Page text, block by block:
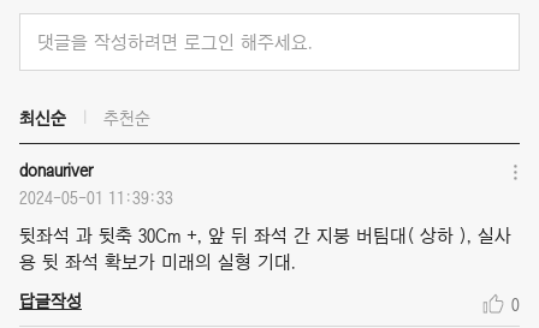
댓글을 작성하려면 로그인 해주세요.
최신순 추천순
donauriver
2024-05-01 11:39:33
뒷좌석 과 뒷축 30Cm +, 앞 뒤 좌석 간 지붕 버팀대( 상하 ), 실사
용 뒷 좌석 확보가 미래의 실형 기대.
답글작성 0